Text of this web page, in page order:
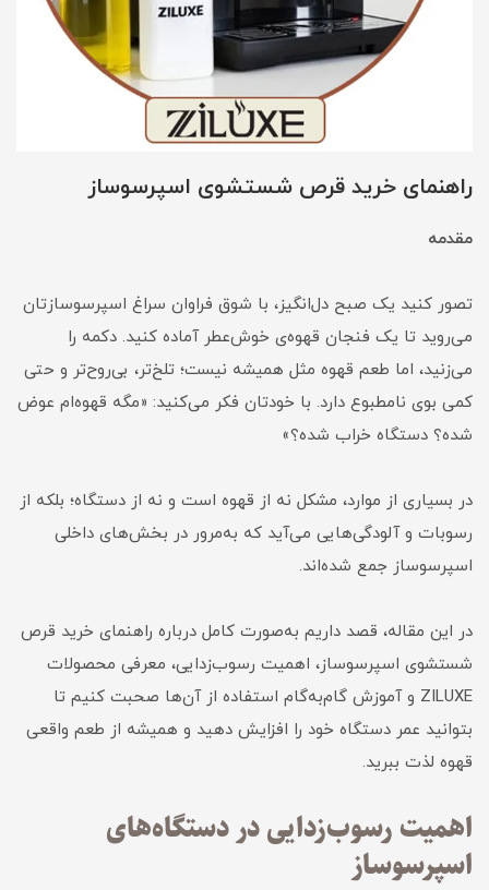
راهنمای خرید قرص شستشوی اسپرسوساز
مقدمه
تصور کنید یک صبح دل‌انگیز، با شوق فراوان سراغ اسپرسوسازتان
می‌روید تا یک فنجان قهوه‌ی خوش‌عطر آماده کنید. دکمه را
می‌زنید، اما طعم قهوه مثل همیشه نیست؛ تلخ‌تر، بی‌روح‌تر و حتی
کمی بوی نامطبوع دارد. با خودتان فکر می‌کنید: «مگه قهوه‌ام عوض
شده؟ دستگاه خراب شده؟»
در بسیاری از موارد، مشکل نه از قهوه است و نه از دستگاه؛ بلکه از
رسوبات و آلودگی‌هایی می‌آید که به‌مرور در بخش‌های داخلی
اسپرسوساز جمع شده‌اند.
در این مقاله، قصد داریم به‌صورت کامل درباره راهنمای خرید قرص
شستشوی اسپرسوساز، اهمیت رسوب‌زدایی، معرفی محصولات
ZILUXE و آموزش گام‌به‌گام استفاده از آن‌ها صحبت کنیم تا
بتوانید عمر دستگاه خود را افزایش دهید و همیشه از طعم واقعی
قهوه لذت ببرید.
اهمیت رسوب‌زدایی در دستگاه‌های
اسپرسوساز